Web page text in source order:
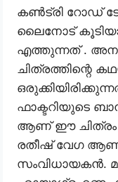
കൺട്രി റോഡ്
ലൈനോട്
എത്തുന്നത് .
ചിത്രത്തിന്റെ
ഫാക്ടറിയുടെ
ആണ് ഈ ചിത്രം
രതീഷ് വേഗ ആണ്
സംവിധായകൻ.